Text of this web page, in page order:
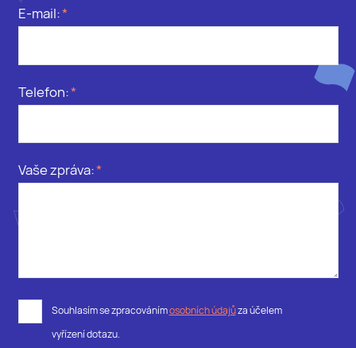
E-mail:
Telefon:
Vaše zpráva:
Souhlasím se zpracovánímosobních údajůza účelem
vyřízení dotazu.